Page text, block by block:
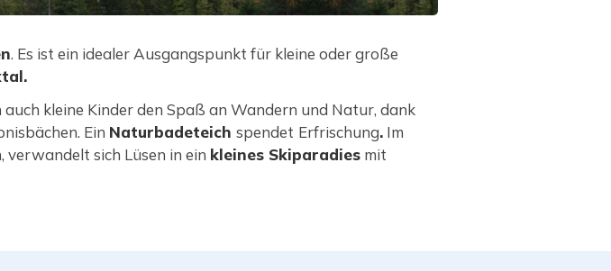
. Es ist ein idealer Ausgangspunkt für kleine oder große
kleine Kinder den Spaß an Wandern und Natur, dank
Ein Naturbadeteich spendet Erfrischung. Im
sich Lüsen in ein kleines Skiparadies mit